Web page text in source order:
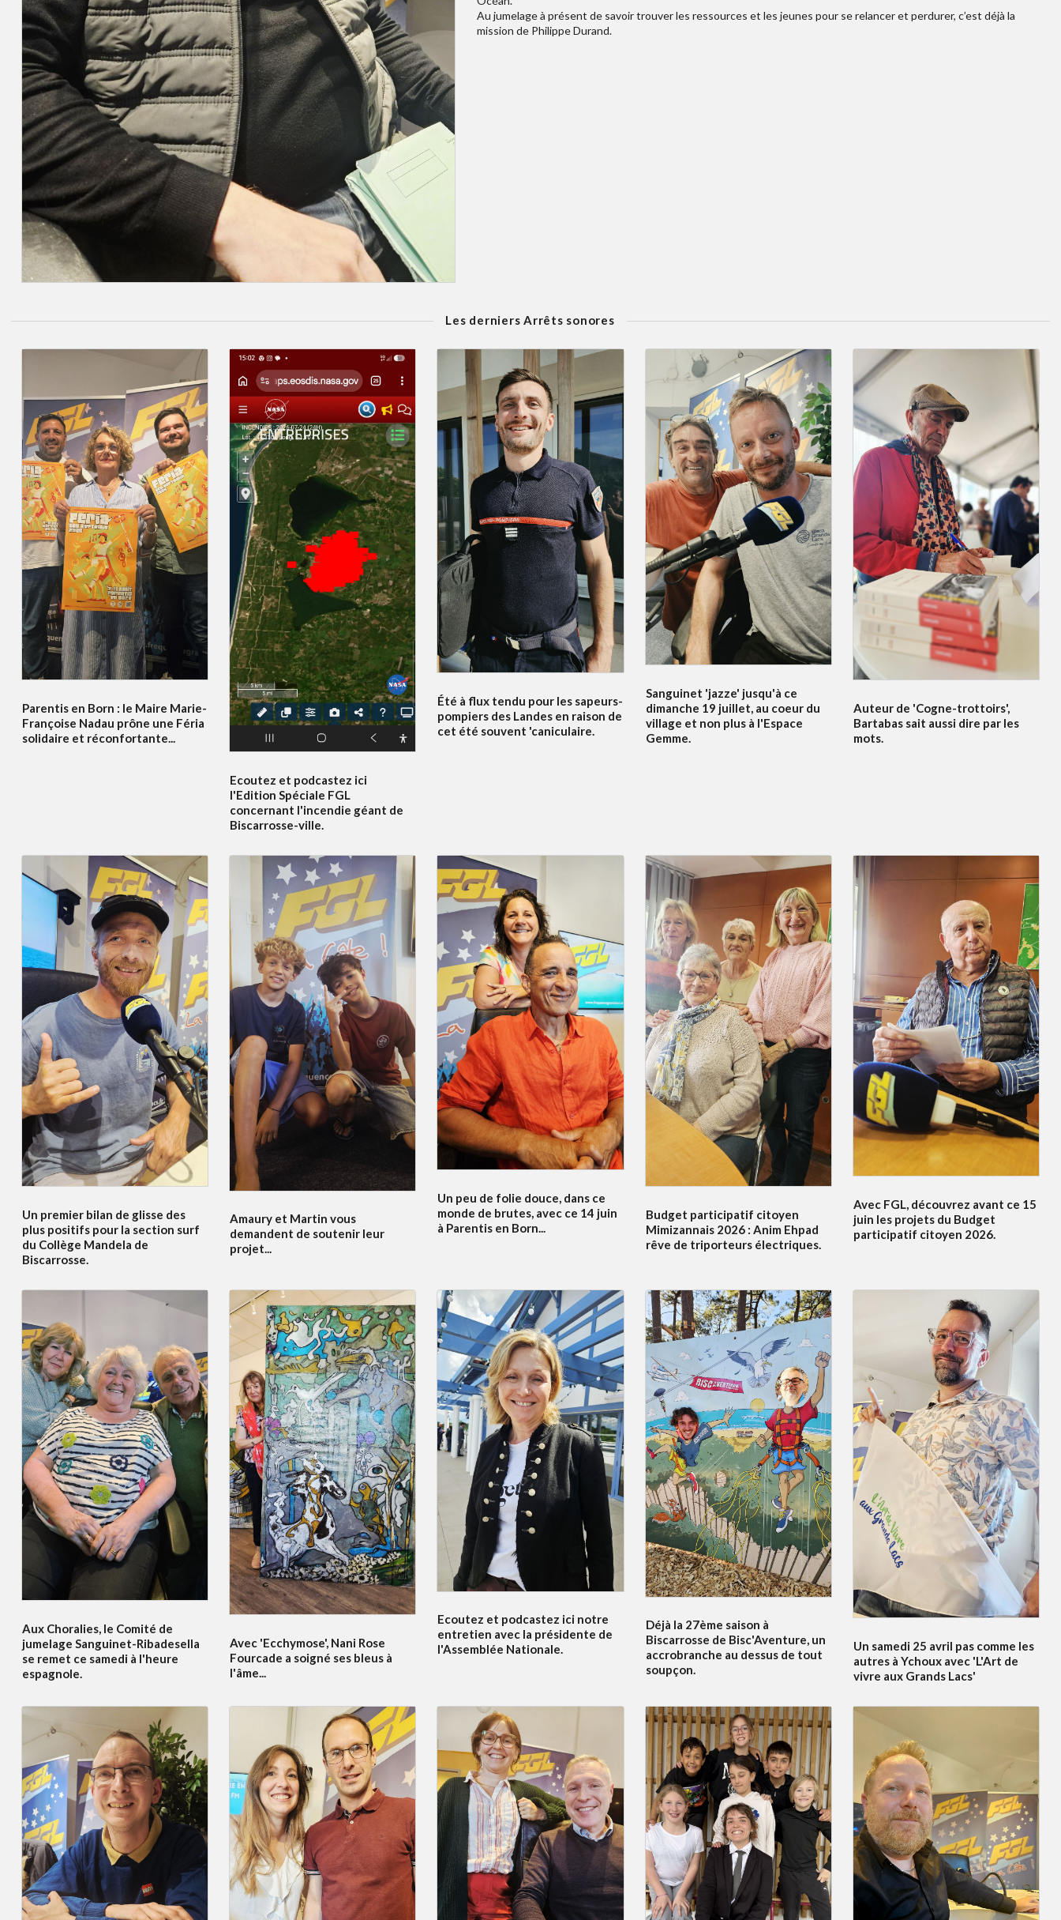
Au jumelage à présent de savoir trouver les ressources et les jeunes pour se relancer et perdurer, c’est déjà la
mission de Philippe Durand.
Les derniers Arrêts sonores
Parentis en Born : le Maire Marie-
Françoise Nadau prône une Féria
solidaire et réconfortante...
Ecoutez et podcastez ici
l'Edition Spéciale FGL
concernant l'incendie géant de
Biscarrosse-ville.
Été à flux tendu pour les sapeurs-
pompiers des Landes en raison de
cet été souvent 'caniculaire.
Sanguinet 'jazze' jusqu'à ce
dimanche 19 juillet, au coeur du
village et non plus à l'Espace
Gemme.
Auteur de 'Cogne-trottoirs',
Bartabas sait aussi dire par les
mots.
Un premier bilan de glisse des
plus positifs pour la section surf
du Collège Mandela de
Biscarrosse.
Amaury et Martin vous
demandent de soutenir leur
projet...
Un peu de folie douce, dans ce
monde de brutes, avec ce 14 juin
à Parentis en Born...
Budget participatif citoyen
Mimizannais 2026 : Anim Ehpad
rêve de triporteurs électriques.
Avec FGL, découvrez avant ce 15
juin les projets du Budget
participatif citoyen 2026.
Aux Choralies, le Comité de
jumelage Sanguinet-Ribadesella
se remet ce samedi à l'heure
espagnole.
Avec 'Ecchymose', Nani Rose
Fourcade a soigné ses bleus à
l'âme...
Ecoutez et podcastez ici notre
entretien avec la présidente de
l'Assemblée Nationale.
Déjà la 27ème saison à
Biscarrosse de Bisc'Aventure, un
accrobranche au dessus de tout
soupçon.
Un samedi 25 avril pas comme les
autres à Ychoux avec 'L'Art de
vivre aux Grands Lacs'